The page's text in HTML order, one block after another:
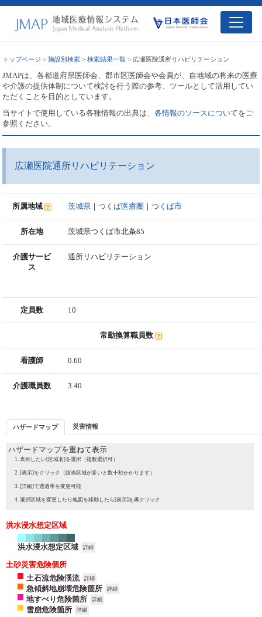
トップページ >施設別検索 >検索結果一覧 > 広瀬医院通所リハビリテーション
JMAPは、各都道府県医師会、郡市区医師会や会員が、自地域の将来の医療
や介護の提供体制について検討を行う際の参考、ツールとして活用してい
ただくことを目的としています。
当サイトで使用している各種情報の出典は、各情報のソースについてをご
参照ください。
広瀬医院通所リハビリテーション
所属地域 茨城県 ｜つくば医療圏 ｜つくば市
所在地 茨城県つくば市北条85
介護サービ
ス
通所リハビリテーション
定員数 10
常勤換算職員数
看護師 0.60
介護職員数 3.40
ハザードマップ 災害情報
ハザードマップを重ねて表示
表示したい[区域名]を選択（複数選択可）
[表示]をクリック（該当区域が多いと数十秒かかります）
[詳細]で透過率を変更可能
選択区域を変更したり地図を移動したら[表示]を再クリック
洪水浸水想定区域
洪水浸水想定区域 詳細
土砂災害危険個所
土石流危険渓流
詳細
急傾斜地崩壊危険箇所 詳細
地すべり危険箇所 詳細
雪崩危険箇所 詳細